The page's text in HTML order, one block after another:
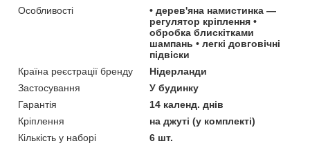
Особливості
• дерев'яна намистинка —
регулятор кріплення •
обробка блискітками
шампань • легкі довговічні
підвіски
Країна реєстрації бренду
Нідерланди
Застосування
У будинку
Гарантія
14 календ. днів
Кріплення
на джуті (у комплекті)
Кількість у наборі
6 шт.